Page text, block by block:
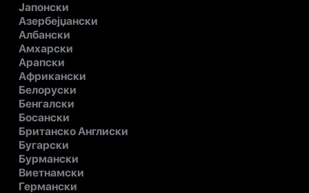
Јапонски
Азербејџански
Албански
Амхарски
Арапски
Африкански
Белоруски
Бенгалски
Босански
Британско Англиски
Бугарски
Бурмански
Виетнамски
Германски